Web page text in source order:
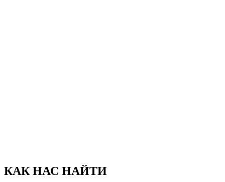
КАК НАС НАЙТИ